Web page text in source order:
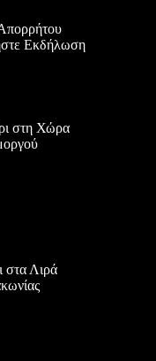
Εκδήλωση
στη Χώρα
στα Λιρά